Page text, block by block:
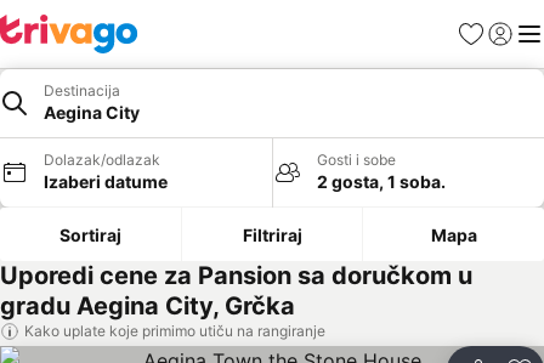
FavoritiPrijavi
Destinacija
Aegina City
Dolazak/odlazak
Izaberi datume
Gosti i sobe
2 gosta, 1 soba.
Sortiraj Filtriraj Mapa
Uporedi cene za Pansion sa doručkom u
gradu Aegina City, Grčka
Kako uplate koje primimo utiču na rangiranje